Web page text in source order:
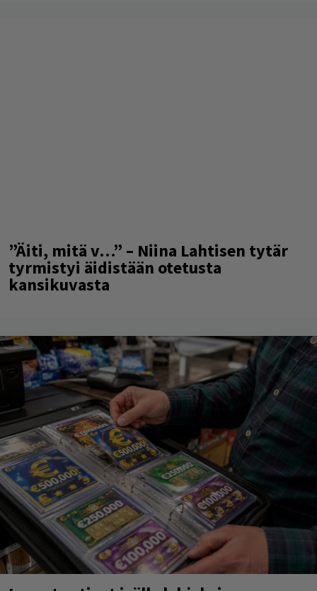
”Äiti, mitä v…” – Niina Lahtisen tytär
tyrmistyi äidistään otetusta
kansikuvasta